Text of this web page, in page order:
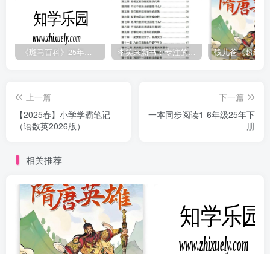
《斑马百科》25年最新30科全套高清视频 李笑来新书：专注的真相 [PDF]
上一篇
【2025春】小学学霸笔记-
（语数英2026版）
下一篇
一本同步阅读1-6年级25年下
册
相关推荐